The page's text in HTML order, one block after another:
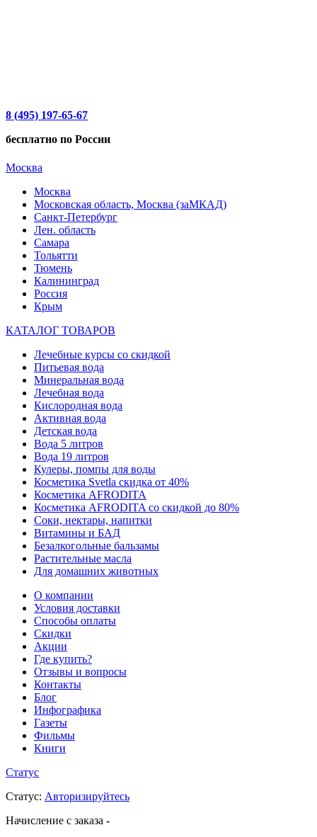
8 (495) 197-65-67
бесплатно по России
Москва
Москва
Московская область, Москва (заМКАД)
Санкт-Петербург
Лен. область
Самара
Тольятти
Тюмень
Калининград
Россия
Крым
КАТАЛОГ ТОВАРОВ
Лечебные курсы со скидкой
Питьевая вода
Минеральная вода
Лечебная вода
Кислородная вода
Активная вода
Детская вода
Вода 5 литров
Вода 19 литров
Кулеры, помпы для воды
Косметика Svetla скидка от 40%
Косметика AFRODITA
Косметика AFRODITA со скидкой до 80%
Соки, нектары, напитки
Витамины и БАД
Безалкогольные бальзамы
Растительные масла
Для домашних животных
О компании
Условия доставки
Способы оплаты
Скидки
Акции
Где купить?
Отзывы и вопросы
Контакты
Блог
Инфографика
Газеты
Фильмы
Книги
Статус
Статус: Авторизируйтесь
Начисление с заказа -